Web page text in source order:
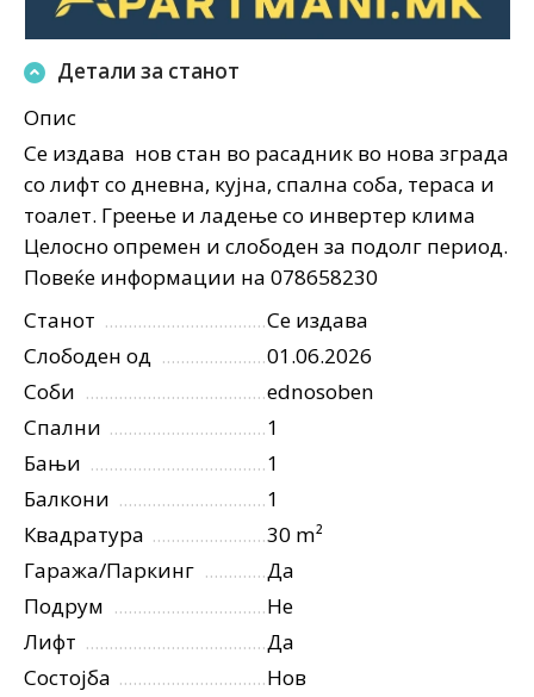
Детали за станот
Опис
Се издава нов стан во расадник во нова зграда
со лифт со дневна, кујна, спална соба, тераса и
тоалет. Греење и ладење со инвертер клима
Целосно опремен и слободен за подолг период.
Повеќе информации на 078658230
Станот
Се издава
Слободен од
01.06.2026
Соби
ednosoben
Спални
1
Бањи
1
Балкони
1
Квадратура
30 m²
Гаража/Паркинг
Да
Подрум
Не
Лифт
Да
Состојба
Нов